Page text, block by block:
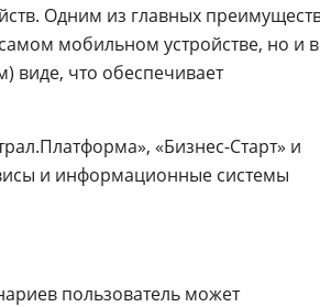
Одним из главных
мобильном устройстве, но и в
виде, что обеспечивает
«Бизнес-Старт» и
и информационные системы
пользователь может